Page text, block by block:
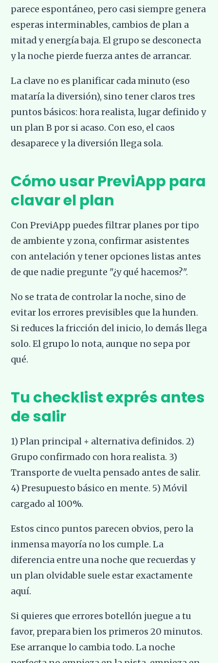
parece espontáneo, pero casi siempre genera
esperas interminables, cambios de plan a
mitad y energía baja. El grupo se desconecta
y la noche pierde fuerza antes de arrancar.
La clave no es planificar cada minuto (eso
mataría la diversión), sino tener claros tres
puntos básicos: hora realista, lugar definido y
un plan B por si acaso. Con eso, el caos
desaparece y la diversión llega sola.
Cómo usar PreviApp para
clavar el plan
Con PreviApp puedes filtrar planes por tipo
de ambiente y zona, confirmar asistentes
con antelación y tener opciones listas antes
de que nadie pregunte "¿y qué hacemos?".
No se trata de controlar la noche, sino de
evitar los errores previsibles que la hunden.
Si reduces la fricción del inicio, lo demás llega
solo. El grupo lo nota, aunque no sepa por
qué.
Tu checklist exprés antes
de salir
1) Plan principal + alternativa definidos. 2)
Grupo confirmado con hora realista. 3)
Transporte de vuelta pensado antes de salir.
4) Presupuesto básico en mente. 5) Móvil
cargado al 100%.
Estos cinco puntos parecen obvios, pero la
inmensa mayoría no los cumple. La
diferencia entre una noche que recuerdas y
un plan olvidable suele estar exactamente
aquí.
Si quieres que errores botellón juegue a tu
favor, prepara bien los primeros 20 minutos.
Ese arranque lo cambia todo. La noche